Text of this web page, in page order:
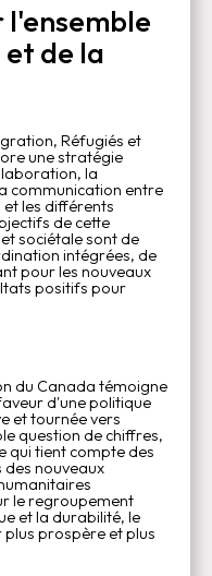
l'ensemble
de la
Réfugiés et
une stratégie
la
communication entre
les différents
de cette
sociétale sont de
intégrées, de
pour les nouveaux
positifs pour
du Canada témoigne
d'une politique
et tournée vers
question de chiffres,
qui tient compte des
nouveaux
le regroupement
et la durabilité, le
plus prospère et plus